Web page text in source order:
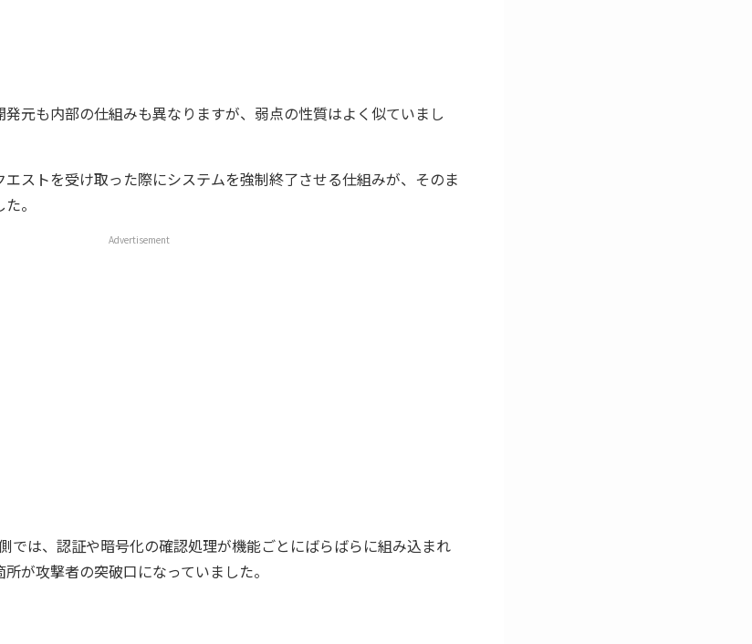
元も内部の仕組みも異なりますが、弱点の性質はよく似ていまし
ストを受け取った際にシステムを強制終了させる仕組みが、そのま
。
Advertisement
では、認証や暗号化の確認処理が機能ごとにばらばらに組み込まれ
が攻撃者の突破口になっていました。